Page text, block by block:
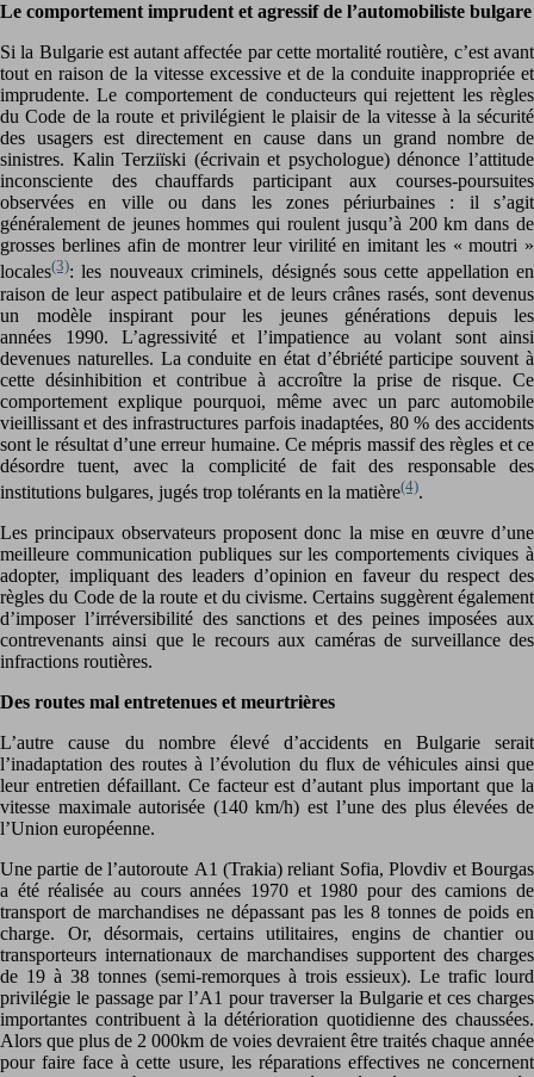
Le comportement imprudent et agressif de l’automobiliste bulgare
Si la Bulgarie est autant affectée par cette mortalité routière, c’est avant
tout en raison de la vitesse excessive et de la conduite inappropriée et
imprudente. Le comportement de conducteurs qui rejettent les règles
du Code de la route et privilégient le plaisir de la vitesse à la sécurité
des usagers est directement en cause dans un grand nombre de
sinistres. Kalin Terziïski (écrivain et psychologue) dénonce l’attitude
inconsciente des chauffards participant aux courses-poursuites
observées en ville ou dans les zones périurbaines : il s’agit
généralement de jeunes hommes qui roulent jusqu’à 200 km dans de
grosses berlines afin de montrer leur virilité en imitant les « moutri »
locales(3): les nouveaux criminels, désignés sous cette appellation en
raison de leur aspect patibulaire et de leurs crânes rasés, sont devenus
un modèle inspirant pour les jeunes générations depuis les
années 1990. L’agressivité et l’impatience au volant sont ainsi
devenues naturelles. La conduite en état d’ébriété participe souvent à
cette désinhibition et contribue à accroître la prise de risque. Ce
comportement explique pourquoi, même avec un parc automobile
vieillissant et des infrastructures parfois inadaptées, 80 % des accidents
sont le résultat d’une erreur humaine. Ce mépris massif des règles et ce
désordre tuent, avec la complicité de fait des responsable des
institutions bulgares, jugés trop tolérants en la matière(4).
Les principaux observateurs proposent donc la mise en œuvre d’une
meilleure communication publiques sur les comportements civiques à
adopter, impliquant des leaders d’opinion en faveur du respect des
règles du Code de la route et du civisme. Certains suggèrent également
d’imposer l’irréversibilité des sanctions et des peines imposées aux
contrevenants ainsi que le recours aux caméras de surveillance des
infractions routières.
Des routes mal entretenues et meurtrières
L’autre cause du nombre élevé d’accidents en Bulgarie serait
l’inadaptation des routes à l’évolution du flux de véhicules ainsi que
leur entretien défaillant. Ce facteur est d’autant plus important que la
vitesse maximale autorisée (140 km/h) est l’une des plus élevées de
l’Union européenne.
Une partie de l’autoroute A1 (Trakia) reliant Sofia, Plovdiv et Bourgas
a été réalisée au cours années 1970 et 1980 pour des camions de
transport de marchandises ne dépassant pas les 8 tonnes de poids en
charge. Or, désormais, certains utilitaires, engins de chantier ou
transporteurs internationaux de marchandises supportent des charges
de 19 à 38 tonnes (semi-remorques à trois essieux). Le trafic lourd
privilégie le passage par l’A1 pour traverser la Bulgarie et ces charges
importantes contribuent à la détérioration quotidienne des chaussées.
Alors que plus de 2 000km de voies devraient être traités chaque année
pour faire face à cette usure, les réparations effectives ne concernent